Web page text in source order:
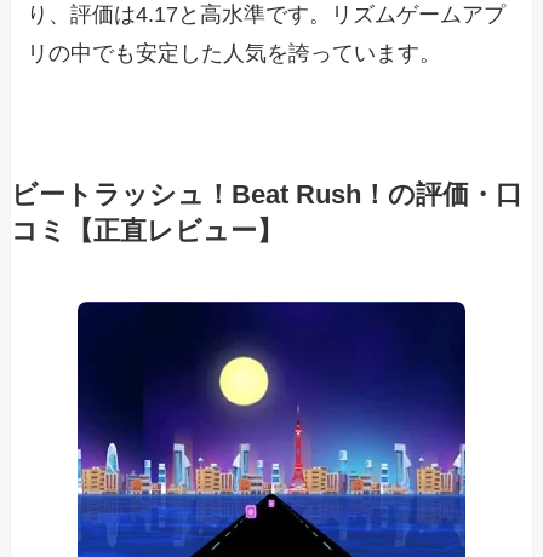
り、評価は4.17と高水準です。リズムゲームアプ
リの中でも安定した人気を誇っています。
ビートラッシュ！Beat Rush！の評価・口
コミ【正直レビュー】